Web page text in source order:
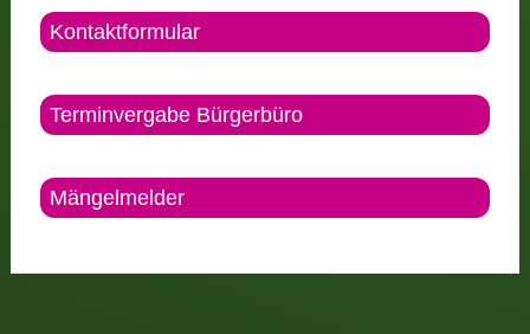
Kontaktformular
Terminvergabe Bürgerbüro
Mängelmelder